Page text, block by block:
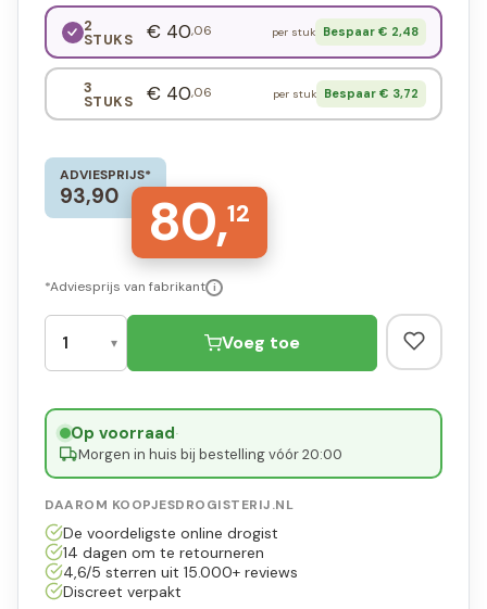
2
STUKS € 40,06 per stuk Bespaar € 2,48
3
STUKS € 40,06 per stuk Bespaar € 3,72
ADVIESPRIJS*
93,90 80,12
*Adviesprijs van fabrikant i
Voeg toe
Op voorraad·
Morgen in huis bij bestelling vóór 20:00
DAAROM KOOPJESDROGISTERIJ.NL
De voordeligste online drogist
14 dagen om te retourneren
4,6/5 sterren uit 15.000+ reviews
Discreet verpakt